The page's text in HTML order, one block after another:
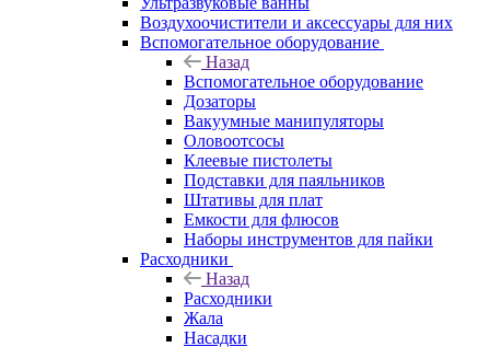
Воздухоочистители и аксессуары для них
Вспомогательное оборудование
Назад
Вспомогательное оборудование
Дозаторы
Вакуумные манипуляторы
Оловоотсосы
Клеевые пистолеты
Подставки для паяльников
Штативы для плат
Емкости для флюсов
Наборы инструментов для пайки
Расходники
Назад
Расходники
Жала
Насадки